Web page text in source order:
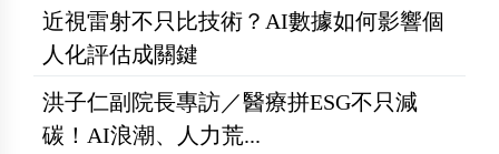
近視雷射不只比技術？AI數據如何影響個
人化評估成關鍵
洪子仁副院長專訪／醫療拼ESG不只減
碳！AI浪潮、人力荒...